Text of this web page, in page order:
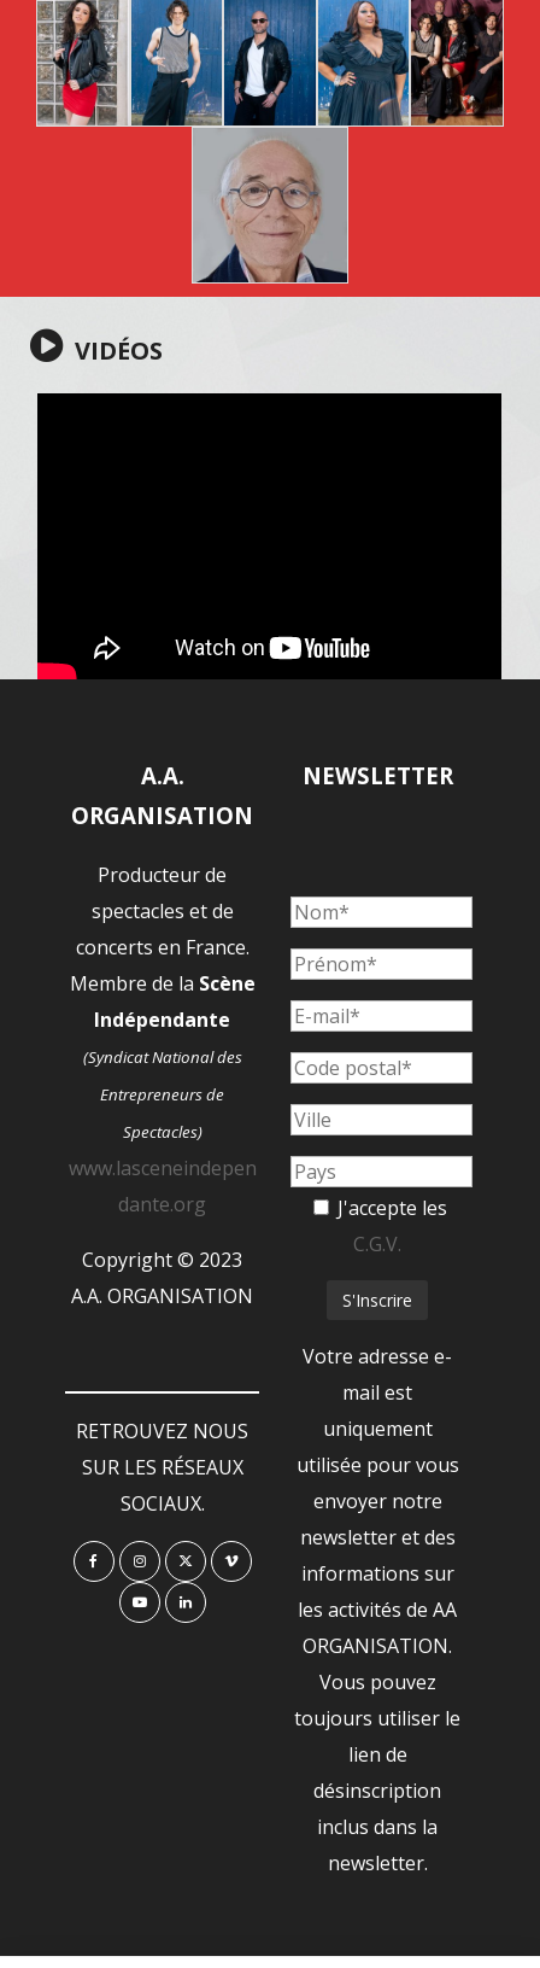
VIDÉOS
A.A.
ORGANISATION
Producteur de
spectacles et de
concerts en France.
Membre de la Scène
Indépendante
(Syndicat National des
Entrepreneurs de
Spectacles)
www.lasceneindepen
dante.org
Copyright © 2023
A.A. ORGANISATION
RETROUVEZ NOUS
SUR LES RÉSEAUX
SOCIAUX.
NEWSLETTER
J'accepte les
C.G.V.
Votre adresse e-
mail est
uniquement
utilisée pour vous
envoyer notre
newsletter et des
informations sur
les activités de AA
ORGANISATION.
Vous pouvez
toujours utiliser le
lien de
désinscription
inclus dans la
newsletter.